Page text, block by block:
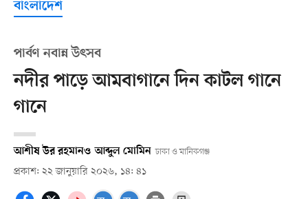
বাংলাদেশ
পার্বণ নবান্ন উৎসব
নদীর পাড়ে আমবাগানে দিন কাটল গানে
গানে
আশীষ উর রহমানও আব্দুল মোমিন ঢাকা ও মানিকগঞ্জ
প্রকাশ: ২২ জানুয়ারি ২০২৬, ১৪: ৪১